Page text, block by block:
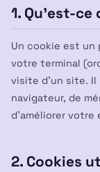
1. Qu’est-ce
Un cookie est
votre terminal
visite d’un site.
navigateur, de
d’améliorer votre
2. Cookies